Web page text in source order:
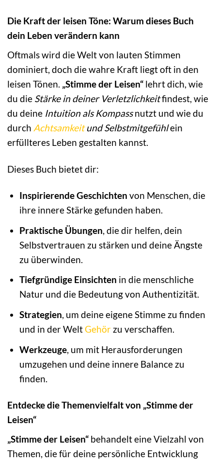
Die Kraft der leisen Töne: Warum dieses Buch
dein Leben verändern kann
Oftmals wird die Welt von lauten Stimmen
dominiert, doch die wahre Kraft liegt oft in den
leisen Tönen. „Stimme der Leisen“ lehrt dich, wie
du die Stärke in deiner Verletzlichkeitfindest, wie
du deine Intuition als Kompassnutzt und wie du
durch Achtsamkeitund Selbstmitgefühlein
erfüllteres Leben gestalten kannst.
Dieses Buch bietet dir:
Inspirierende Geschichten von Menschen, die
ihre innere Stärke gefunden haben.
Praktische Übungen, die dir helfen, dein
Selbstvertrauen zu stärken und deine Ängste
zu überwinden.
Tiefgründige Einsichten in die menschliche
Natur und die Bedeutung von Authentizität.
Strategien, um deine eigene Stimme zu finden
und in der WeltGehörzu verschaffen.
Werkzeuge, um mit Herausforderungen
umzugehen und deine innere Balance zu
finden.
Entdecke die Themenvielfalt von „Stimme der
Leisen“
„Stimme der Leisen“ behandelt eine Vielzahl von
Themen, die für deine persönliche Entwicklung